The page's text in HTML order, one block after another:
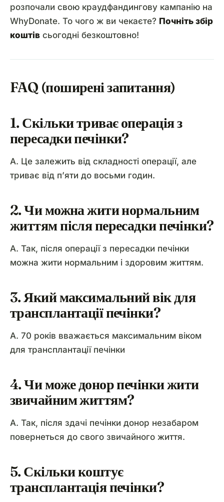
розпочали свою краудфандингову кампанію на
WhyDonate. То чого ж ви чекаєте? Почніть збір
коштів сьогодні безкоштовно!
FAQ (поширені запитання)
1. Скільки триває операція з
пересадки печінки?
A. Це залежить від складності операції, але
триває від п’яти до восьми годин.
2. Чи можна жити нормальним
життям після пересадки печінки?
A. Так, після операції з пересадки печінки
можна жити нормальним і здоровим життям.
3. Який максимальний вік для
трансплантації печінки?
A. 70 років вважається максимальним віком
для трансплантації печінки
4. Чи може донор печінки жити
звичайним життям?
A. Так, після здачі печінки донор незабаром
повернеться до свого звичайного життя.
5. Скільки коштує
трансплантація печінки?